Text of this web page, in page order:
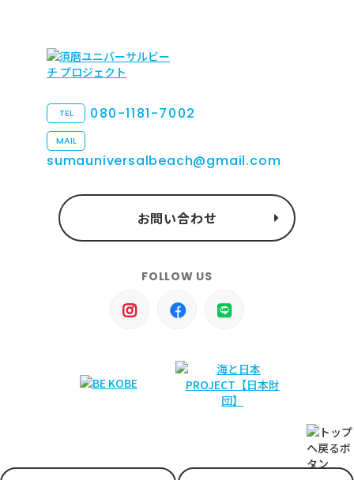
TEL 080-1181-7002
MAIL
sumauniversalbeach@gmail.com
お問い合わせ
FOLLOW US